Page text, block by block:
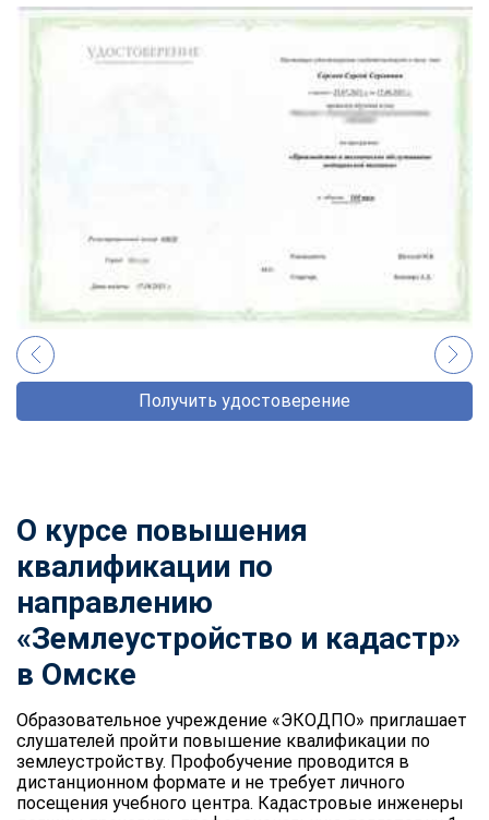
Получить удостоверение
О курсе повышения
квалификации по
направлению
«Землеустройство и кадастр»
в Омске
Образовательное учреждение «ЭКОДПО» приглашает
слушателей пройти повышение квалификации по
землеустройству. Профобучение проводится в
дистанционном формате и не требует личного
посещения учебного центра. Кадастровые инженеры